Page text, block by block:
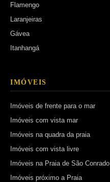
Flamengo
Laranjeiras
Gávea
Itanhangá
IMÓVEIS
Imóveis de frente para o mar
Imóveis com vista mar
Imóveis na quadra da praia
Imóveis com vista livre
Imóveis na Praia de São Conrado
Imóveis próximo a Praia